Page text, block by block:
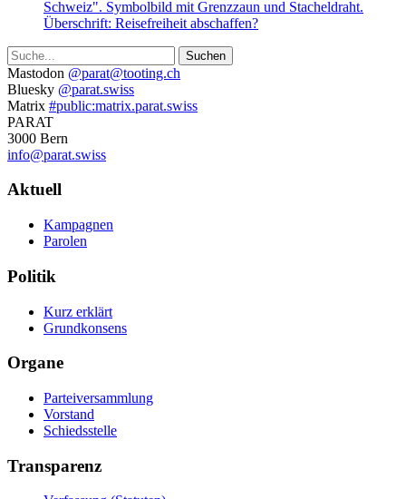
Suche
Weitere
Informationen
Mastodon @parat@tooting.ch
Bluesky @parat.swiss
Matrix #public:matrix.parat.swiss
PARAT
3000 Bern
info@parat.swiss
Navigation
Aktuell
Kampagnen
Parolen
Politik
Kurz erklärt
Grundkonsens
Organe
Parteiversammlung
Vorstand
Schiedsstelle
Transparenz